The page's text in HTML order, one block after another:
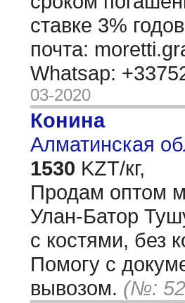
ставке 3%
почта:
Whatsap:
03-2020
Конина
Алматинская
1530 KZT/кг,
Продам оптом
Улан-Батор
с костями, без
Помогу с
вывозом. (№: